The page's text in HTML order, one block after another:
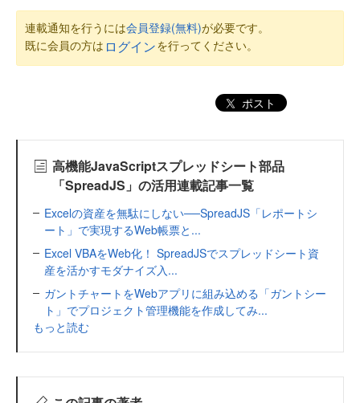
連載通知を行うには会員登録(無料)が必要です。
既に会員の方は ログインを行ってください。
ポスト
高機能JavaScriptスプレッドシート部品
「SpreadJS」の活用連載記事一覧
Excelの資産を無駄にしない──SpreadJS「レポートシ
ート」で実現するWeb帳票と...
Excel VBAをWeb化！ SpreadJSでスプレッドシート資
産を活かすモダナイズ入...
ガントチャートをWebアプリに組み込める「ガントシー
ト」でプロジェクト管理機能を作成してみ...
もっと読む